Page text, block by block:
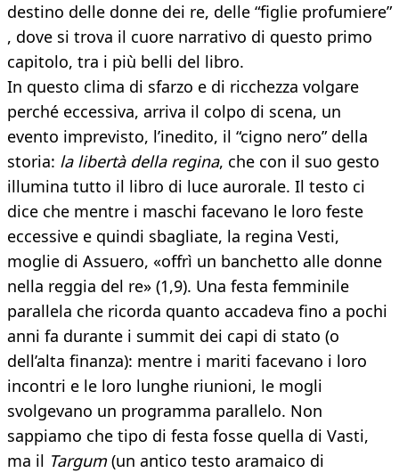
destino delle donne dei re, delle “figlie profumiere”
, dove si trova il cuore narrativo di questo primo
capitolo, tra i più belli del libro.
In questo clima di sfarzo e di ricchezza volgare
perché eccessiva, arriva il colpo di scena, un
evento imprevisto, l’inedito, il “cigno nero” della
storia: la libertà della regina, che con il suo gesto
illumina tutto il libro di luce aurorale. Il testo ci
dice che mentre i maschi facevano le loro feste
eccessive e quindi sbagliate, la regina Vesti,
moglie di Assuero, «offrì un banchetto alle donne
nella reggia del re» (1,9). Una festa femminile
parallela che ricorda quanto accadeva fino a pochi
anni fa durante i summit dei capi di stato (o
dell’alta finanza): mentre i mariti facevano i loro
incontri e le loro lunghe riunioni, le mogli
svolgevano un programma parallelo. Non
sappiamo che tipo di festa fosse quella di Vasti,
ma il Targum(un antico testo aramaico di